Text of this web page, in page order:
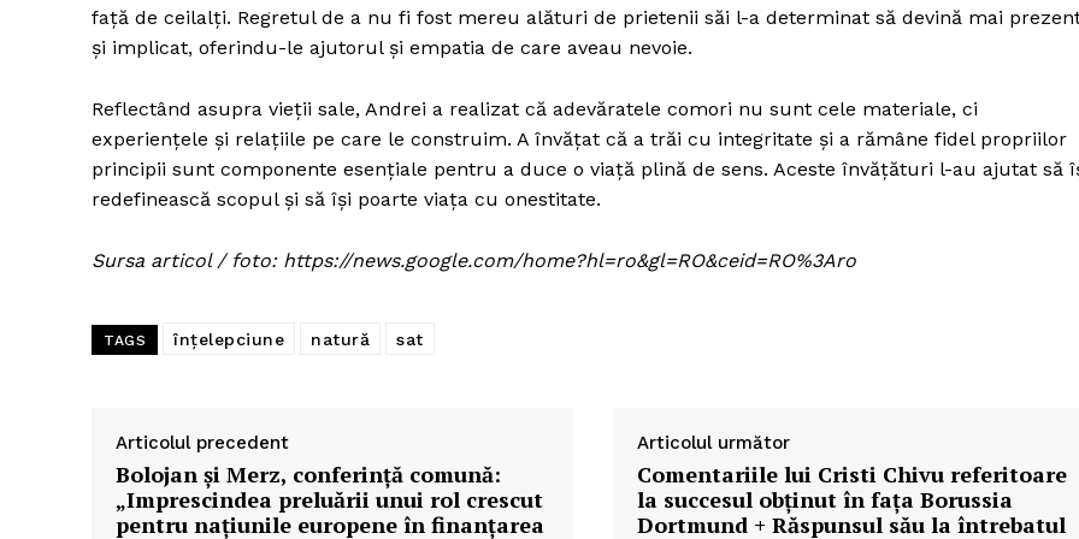
față de ceilalți. Regretul de a nu fi fost mereu alături de prietenii săi l-a determinat să devină mai
și implicat, oferindu-le ajutorul și empatia de care aveau nevoie.
Reflectând asupra vieții sale, Andrei a realizat că adevăratele comori nu sunt cele materiale, ci
experiențele și relațiile pe care le construim. A învățat că a trăi cu integritate și a rămâne fidel propriilor
principii sunt componente esențiale pentru a duce o viață plină de sens. Aceste învățături l-au ajutat să
redefinească scopul și să își poarte viața cu onestitate.
Sursa articol / foto: https://news.google.com/home?hl=ro&gl=RO&ceid=RO%3Aro
TAGS înțelepciune natură sat
Articolul precedent
Bolojan și Merz, conferință comună:
„Imprescindea preluării unui rol crescut
pentru națiunile europene în finanțarea
Articolul următor
Comentariile lui Cristi Chivu referitoare
la succesul obținut în fața Borussia
Dortmund + Răspunsul său la întrebatul